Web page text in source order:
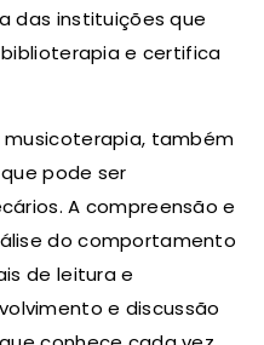
das instituições que
e certifica
também
pode ser
A compreensão e
do comportamento
de leitura e
e discussão